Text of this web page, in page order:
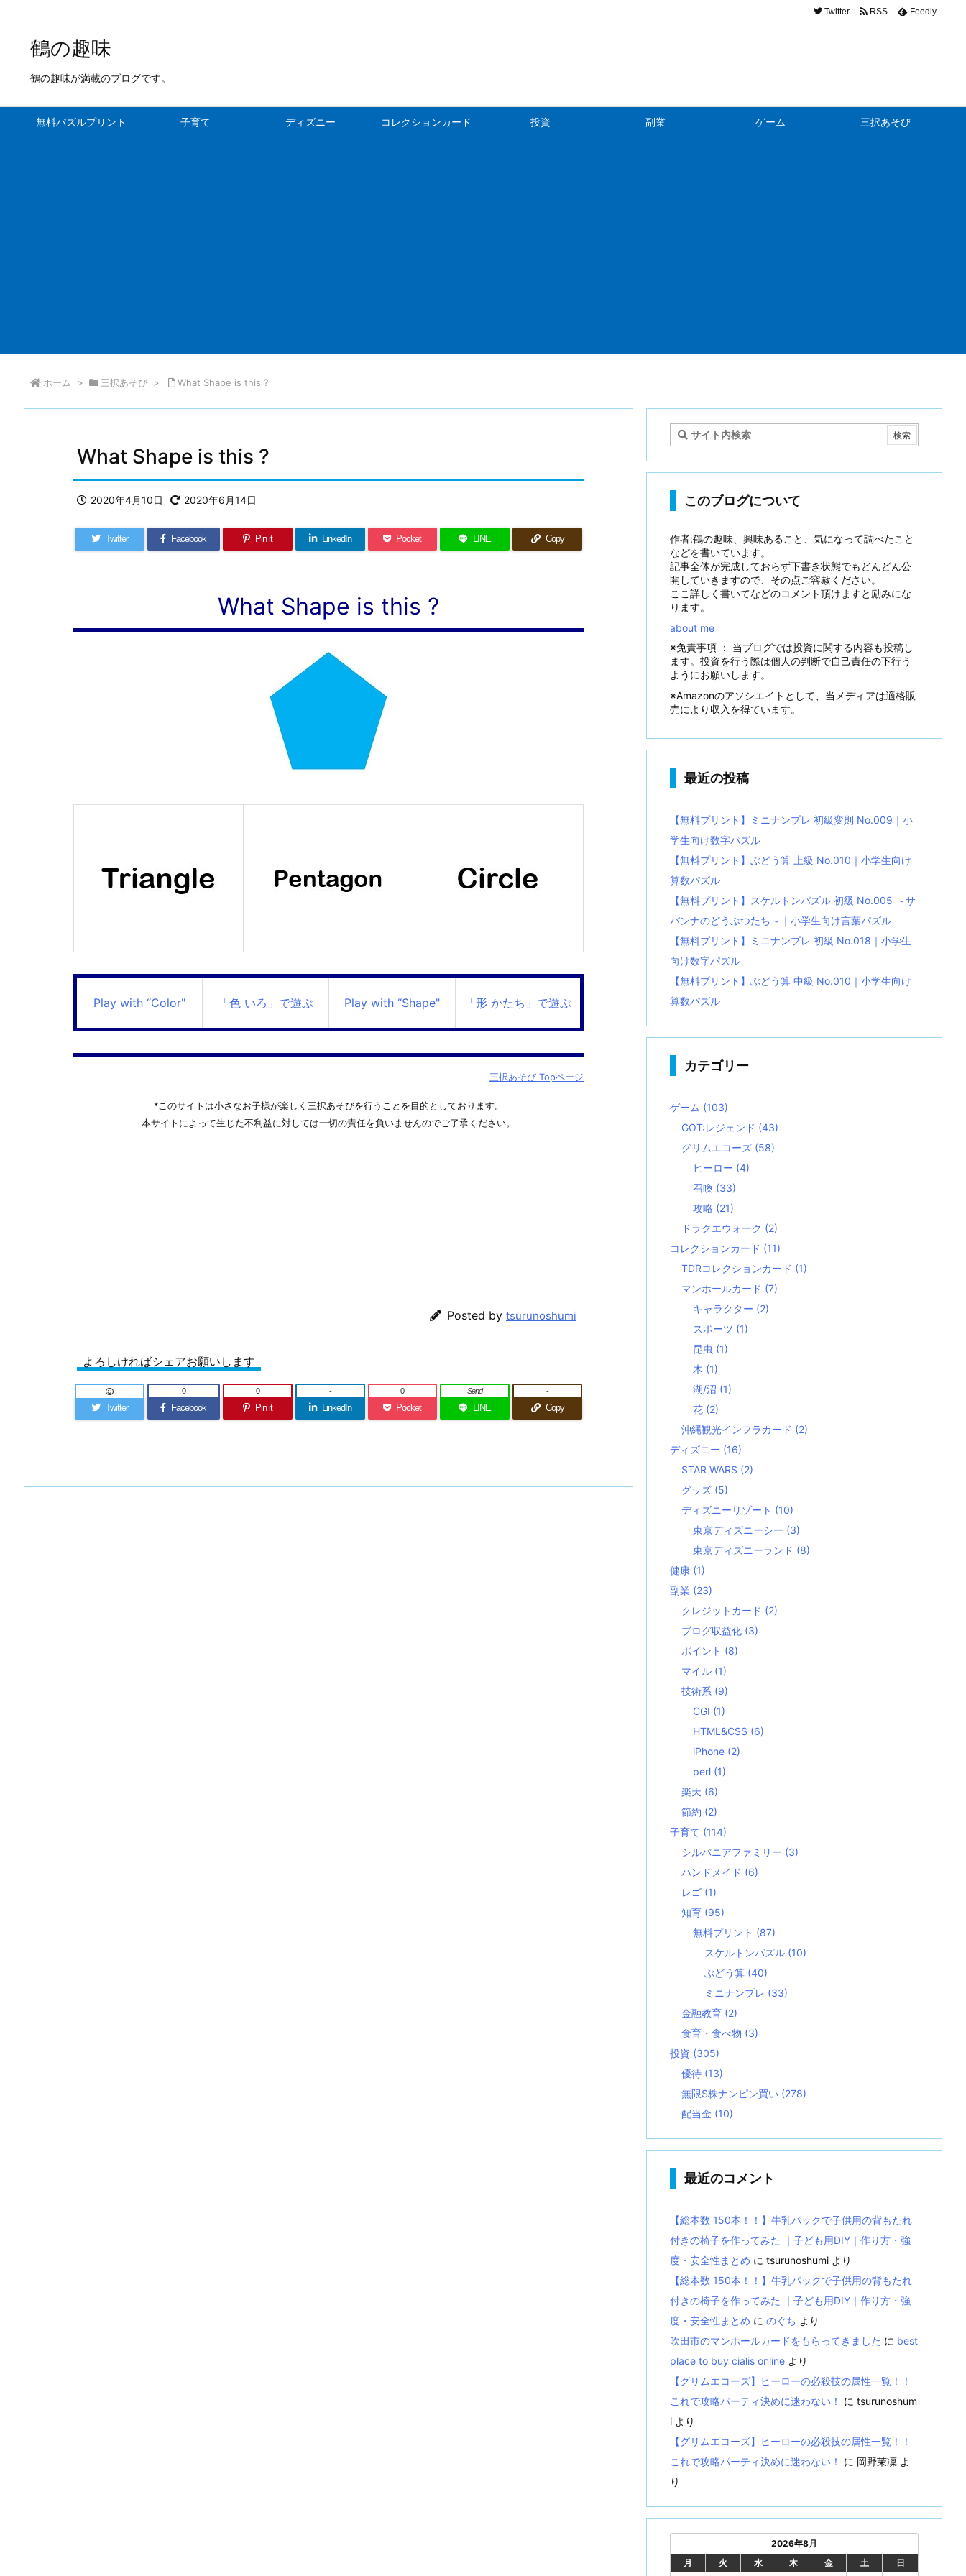
鶴の趣味
鶴の趣味が満載のブログです。
無料パズルプリント 子育て ディズニー コレクションカード 投資 副業 ゲーム 三択あそび
Twitter RSS Feedly
ホーム > 三択あそび > What Shape is this ?
What Shape is this ?
2020年4月10日 2020年6月14日
Twitter Facebook Pin it LinkedIn Pocket LINE Copy
What Shape is this ?
Play with “Color" 「色 いろ」で遊ぶ Play with “Shape" 「形 かたち」で遊ぶ
三択あそび Topページ
*このサイトは小さなお子様が楽しく三択あそびを行うことを目的としております。
本サイトによって生じた不利益に対しては一切の責任を負いませんのでご了承ください。
Posted by tsurunoshumi
よろしければシェアお願いします
Twitter Facebook
0
Pin it
0
LinkedIn
-
Pocket
0
LINE
Send
Copy
-
このブログについて
作者:鶴の趣味、興味あること、気になって調べたこと
などを書いています。
記事全体が完成しておらず下書き状態でもどんどん公
開していきますので、その点ご容赦ください。
ここ詳しく書いてなどのコメント頂けますと励みにな
ります。
about me
※免責事項 ： 当ブログでは投資に関する内容も投稿し
ます。投資を行う際は個人の判断で自己責任の下行う
ようにお願いします。
※Amazonのアソシエイトとして、当メディアは適格販
売により収入を得ています。
最近の投稿
【無料プリント】ミニナンプレ 初級変則 No.009｜小
学生向け数字パズル
【無料プリント】ぶどう算 上級 No.010｜小学生向け
算数パズル
【無料プリント】スケルトンパズル 初級 No.005 ～サ
バンナのどうぶつたち～｜小学生向け言葉パズル
【無料プリント】ミニナンプレ 初級 No.018｜小学生
向け数字パズル
【無料プリント】ぶどう算 中級 No.010｜小学生向け
算数パズル
カテゴリー
ゲーム (103)
GOT:レジェンド (43)
グリムエコーズ (58)
ヒーロー (4)
召喚 (33)
攻略 (21)
ドラクエウォーク (2)
コレクションカード (11)
TDRコレクションカード (1)
マンホールカード (7)
キャラクター (2)
スポーツ (1)
昆虫 (1)
木 (1)
湖/沼 (1)
花 (2)
沖縄観光インフラカード (2)
ディズニー (16)
STAR WARS (2)
グッズ (5)
ディズニーリゾート (10)
東京ディズニーシー (3)
東京ディズニーランド (8)
健康 (1)
副業 (23)
クレジットカード (2)
ブログ収益化 (3)
ポイント (8)
マイル (1)
技術系 (9)
CGI (1)
HTML&CSS (6)
iPhone (2)
perl (1)
楽天 (6)
節約 (2)
子育て (114)
シルバニアファミリー (3)
ハンドメイド (6)
レゴ (1)
知育 (95)
無料プリント (87)
スケルトンパズル (10)
ぶどう算 (40)
ミニナンプレ (33)
金融教育 (2)
食育・食べ物 (3)
投資 (305)
優待 (13)
無限S株ナンピン買い (278)
配当金 (10)
最近のコメント
【総本数 150本！！】牛乳パックで子供用の背もたれ
付きの椅子を作ってみた ｜子ども用DIY｜作り方・強
度・安全性まとめ に tsurunoshumi より
【総本数 150本！！】牛乳パックで子供用の背もたれ
付きの椅子を作ってみた ｜子ども用DIY｜作り方・強
度・安全性まとめ に のぐち より
吹田市のマンホールカードをもらってきました に best
place to buy cialis online より
【グリムエコーズ】ヒーローの必殺技の属性一覧！！
これで攻略パーティ決めに迷わない！
に tsurunoshum
i より
【グリムエコーズ】ヒーローの必殺技の属性一覧！！
これで攻略パーティ決めに迷わない！
に 岡野茉凜 よ
り
2026年8月
月
火 水 木 金 土
日